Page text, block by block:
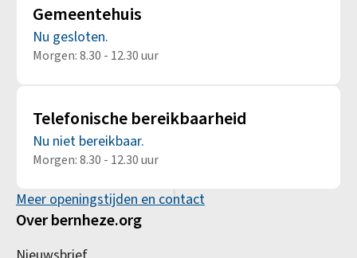
Gemeentehuis
Nu gesloten.
Morgen: 8.30 - 12.30 uur
Telefonische bereikbaarheid
Nu niet bereikbaar.
Morgen: 8.30 - 12.30 uur
Meer openingstijden en contact
Over bernheze.org